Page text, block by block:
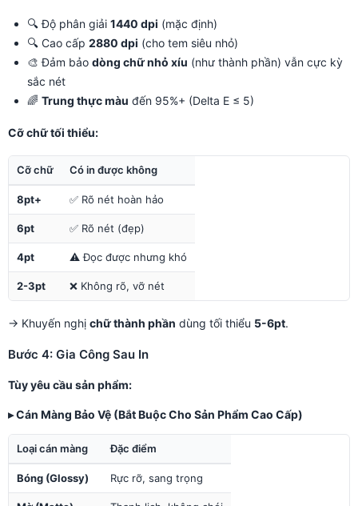
🔍 Độ phân giải 1440 dpi (mặc định)
🔍 Cao cấp 2880 dpi (cho tem siêu nhỏ)
🎨 Đảm bảo dòng chữ nhỏ xíu (như thành phần) vẫn cực kỳ
sắc nét
🌈 Trung thực màu đến 95%+ (Delta E ≤ 5)
Cỡ chữ tối thiểu:
Cỡ chữ Có in được không
8pt+ ✅ Rõ nét hoàn hảo
6pt ✅ Rõ nét (đẹp)
4pt ⚠️ Đọc được nhưng khó
2-3pt ❌ Không rõ, vỡ nét
→ Khuyến nghị chữ thành phần dùng tối thiểu 5-6pt.
Bước 4: Gia Công Sau In
Tùy yêu cầu sản phẩm:
▸ Cán Màng Bảo Vệ (Bắt Buộc Cho Sản Phẩm Cao Cấp)
Loại cán màng Đặc điểm
Bóng (Glossy) Rực rỡ, sang trọng